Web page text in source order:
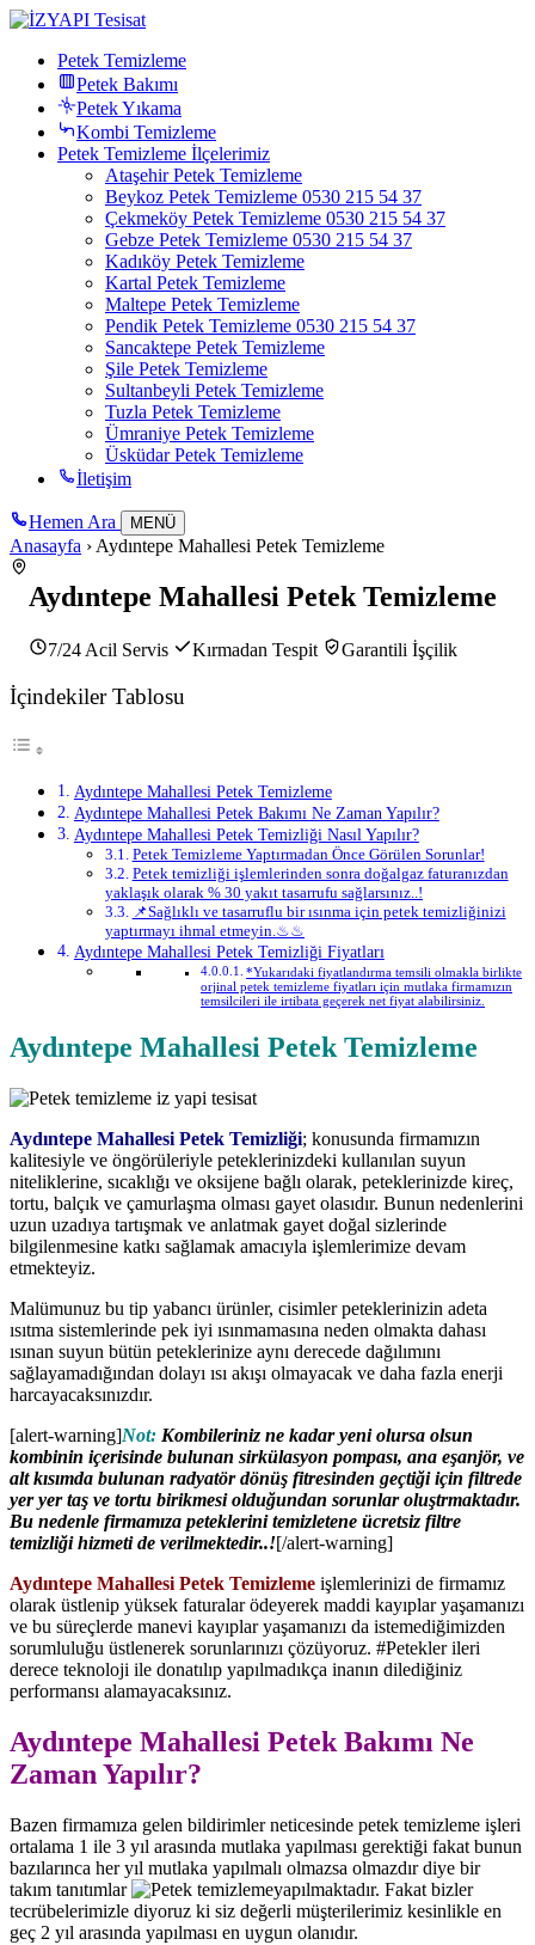
Petek Temizleme
Petek Bakımı
Petek Yıkama
Kombi Temizleme
Petek Temizleme İlçelerimiz
Ataşehir Petek Temizleme
Beykoz Petek Temizleme 0530 215 54 37
Çekmeköy Petek Temizleme 0530 215 54 37
Gebze Petek Temizleme 0530 215 54 37
Kadıköy Petek Temizleme
Kartal Petek Temizleme
Maltepe Petek Temizleme
Pendik Petek Temizleme 0530 215 54 37
Sancaktepe Petek Temizleme
Şile Petek Temizleme
Sultanbeyli Petek Temizleme
Tuzla Petek Temizleme
Ümraniye Petek Temizleme
Üsküdar Petek Temizleme
İletişim
Hemen Ara MENÜ
Anasayfa › Aydıntepe Mahallesi Petek Temizleme
Aydıntepe Mahallesi Petek Temizleme
7/24 Acil Servis Kırmadan Tespit Garantili İşçilik
İçindekiler Tablosu
Aydıntepe Mahallesi Petek Temizleme
Aydıntepe Mahallesi Petek Bakımı Ne Zaman Yapılır?
Aydıntepe Mahallesi Petek Temizliği Nasıl Yapılır?
Petek Temizleme Yaptırmadan Önce Görülen Sorunlar!
Petek temizliği işlemlerinden sonra doğalgaz faturanızdan
yaklaşık olarak % 30 yakıt tasarrufu sağlarsınız..!
📌Sağlıklı ve tasarruflu bir ısınma için petek temizliğinizi
yaptırmayı ihmal etmeyin.♨♨
Aydıntepe Mahallesi Petek Temizliği Fiyatları
*Yukarıdaki fiyatlandırma temsili olmakla birlikte
orjinal petek temizleme fiyatları için mutlaka firmamızın
temsilcileri ile irtibata geçerek net fiyat alabilirsiniz.
Aydıntepe Mahallesi Petek Temizleme
Aydıntepe Mahallesi Petek Temizliği; konusunda firmamızın
kalitesiyle ve öngörüleriyle peteklerinizdeki kullanılan suyun
niteliklerine, sıcaklığı ve oksijene bağlı olarak, peteklerinizde kireç,
tortu, balçık ve çamurlaşma olması gayet olasıdır. Bunun nedenlerini
uzun uzadıya tartışmak ve anlatmak gayet doğal sizlerinde
bilgilenmesine katkı sağlamak amacıyla işlemlerimize devam
etmekteyiz.
Malümunuz bu tip yabancı ürünler, cisimler peteklerinizin adeta
ısıtma sistemlerinde pek iyi ısınmamasına neden olmakta dahası
ısınan suyun bütün peteklerinize aynı derecede dağılımını
sağlayamadığından dolayı ısı akışı olmayacak ve daha fazla enerji
harcayacaksınızdır.
[alert-warning]Not: Kombileriniz ne kadar yeni olursa olsun
kombinin içerisinde bulunan sirkülasyon pompası, ana eşanjör, ve
alt kısımda bulunan radyatör dönüş fitresinden geçtiği için filtrede
yer yer taş ve tortu birikmesi olduğundan sorunlar oluştrmaktadır.
Bu nedenle firmamıza peteklerini temizletene ücretsiz filtre
temizliği hizmeti de verilmektedir..![/alert-warning]
Aydıntepe Mahallesi Petek Temizleme işlemlerinizi de firmamız
olarak üstlenip yüksek faturalar ödeyerek maddi kayıplar yaşamanızı
ve bu süreçlerde manevi kayıplar yaşamanızı da istemediğimizden
sorumluluğu üstlenerek sorunlarınızı çözüyoruz. #Petekler ileri
derece teknoloji ile donatılıp yapılmadıkça inanın dilediğiniz
performansı alamayacaksınız.
Aydıntepe Mahallesi Petek Bakımı Ne
Zaman Yapılır?
Bazen firmamıza gelen bildirimler neticesinde petek temizleme işleri
ortalama 1 ile 3 yıl arasında mutlaka yapılması gerektiği fakat bunun
bazılarınca her yıl mutlaka yapılmalı olmazsa olmazdır diye bir
takım tanıtımlar
yapılmaktadır. Fakat bizler
tecrübelerimizle diyoruz ki siz değerli müşterilerimiz kesinlikle en
geç 2 yıl arasında yapılması en uygun olanıdır.